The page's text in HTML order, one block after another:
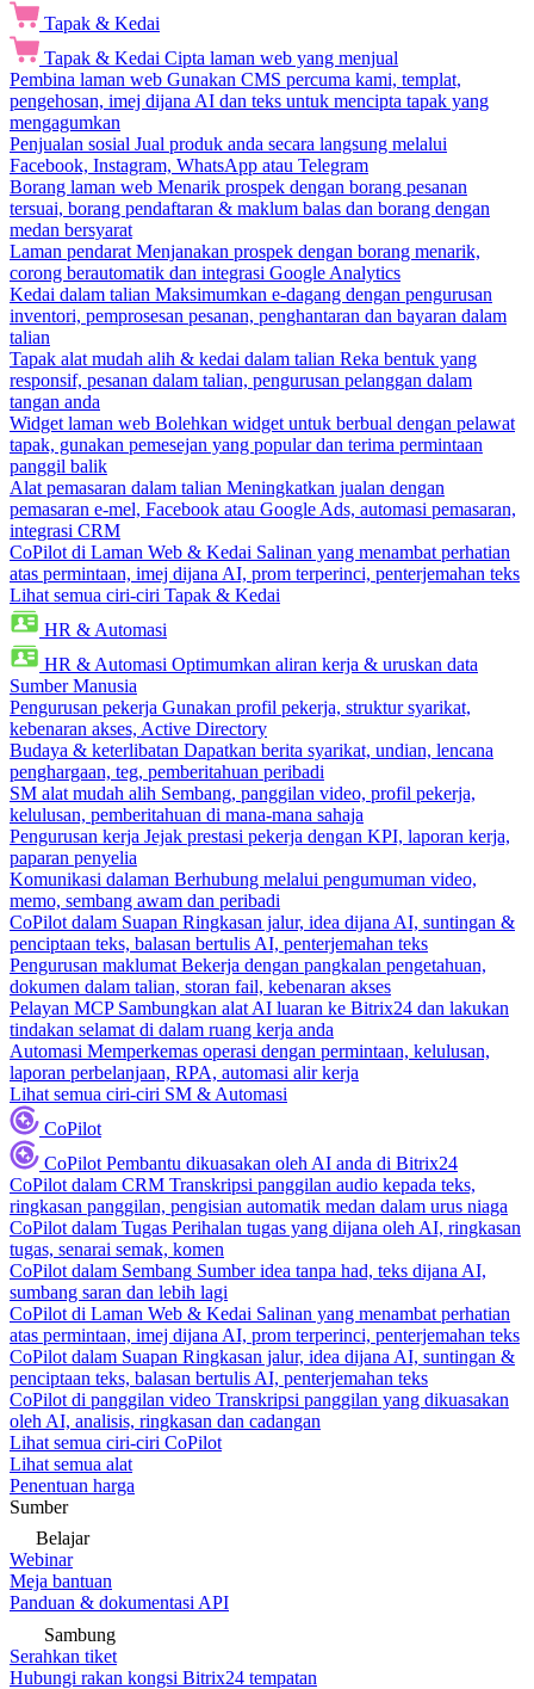
Tapak & Kedai
Tapak & Kedai Cipta laman web yang menjual
Pembina laman web Gunakan CMS percuma kami, templat,
pengehosan, imej dijana AI dan teks untuk mencipta tapak yang
mengagumkan
Penjualan sosial Jual produk anda secara langsung melalui
Facebook, Instagram, WhatsApp atau Telegram
Borang laman web Menarik prospek dengan borang pesanan
tersuai, borang pendaftaran & maklum balas dan borang dengan
medan bersyarat
Laman pendarat Menjanakan prospek dengan borang menarik,
corong berautomatik dan integrasi Google Analytics
Kedai dalam talian Maksimumkan e-dagang dengan pengurusan
inventori, pemprosesan pesanan, penghantaran dan bayaran dalam
talian
Tapak alat mudah alih & kedai dalam talian Reka bentuk yang
responsif, pesanan dalam talian, pengurusan pelanggan dalam
tangan anda
Widget laman web Bolehkan widget untuk berbual dengan pelawat
tapak, gunakan pemesejan yang popular dan terima permintaan
panggil balik
Alat pemasaran dalam talian Meningkatkan jualan dengan
pemasaran e-mel, Facebook atau Google Ads, automasi pemasaran,
integrasi CRM
CoPilot di Laman Web & Kedai Salinan yang menambat perhatian
atas permintaan, imej dijana AI, prom terperinci, penterjemahan teks
Lihat semua ciri-ciri Tapak & Kedai
HR & Automasi
HR & Automasi Optimumkan aliran kerja & uruskan data
Sumber Manusia
Pengurusan pekerja Gunakan profil pekerja, struktur syarikat,
kebenaran akses, Active Directory
Budaya & keterlibatan Dapatkan berita syarikat, undian, lencana
penghargaan, teg, pemberitahuan peribadi
SM alat mudah alih Sembang, panggilan video, profil pekerja,
kelulusan, pemberitahuan di mana-mana sahaja
Pengurusan kerja Jejak prestasi pekerja dengan KPI, laporan kerja,
paparan penyelia
Komunikasi dalaman Berhubung melalui pengumuman video,
memo, sembang awam dan peribadi
CoPilot dalam Suapan Ringkasan jalur, idea dijana AI, suntingan &
penciptaan teks, balasan bertulis AI, penterjemahan teks
Pengurusan maklumat Bekerja dengan pangkalan pengetahuan,
dokumen dalam talian, storan fail, kebenaran akses
Pelayan MCP Sambungkan alat AI luaran ke Bitrix24 dan lakukan
tindakan selamat di dalam ruang kerja anda
Automasi Memperkemas operasi dengan permintaan, kelulusan,
laporan perbelanjaan, RPA, automasi alir kerja
Lihat semua ciri-ciri SM & Automasi
CoPilot
CoPilot Pembantu dikuasakan oleh AI anda di Bitrix24
CoPilot dalam CRM Transkripsi panggilan audio kepada teks,
ringkasan panggilan, pengisian automatik medan dalam urus niaga
CoPilot dalam Tugas Perihalan tugas yang dijana oleh AI, ringkasan
tugas, senarai semak, komen
CoPilot dalam Sembang Sumber idea tanpa had, teks dijana AI,
sumbang saran dan lebih lagi
CoPilot di Laman Web & Kedai Salinan yang menambat perhatian
atas permintaan, imej dijana AI, prom terperinci, penterjemahan teks
CoPilot dalam Suapan Ringkasan jalur, idea dijana AI, suntingan &
penciptaan teks, balasan bertulis AI, penterjemahan teks
CoPilot di panggilan video Transkripsi panggilan yang dikuasakan
oleh AI, analisis, ringkasan dan cadangan
Lihat semua ciri-ciri CoPilot
Lihat semua alat
Penentuan harga
Sumber
Belajar
Webinar
Meja bantuan
Panduan & dokumentasi API
Sambung
Serahkan tiket
Hubungi rakan kongsi Bitrix24 tempatan